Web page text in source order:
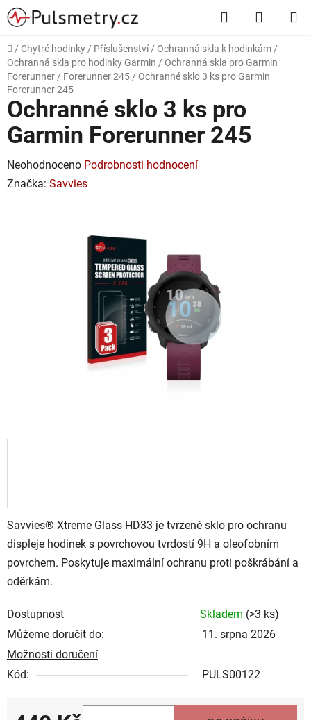
Přejít
na
obsah
Hledat
KOŠÍK
Domů
/ Chytré hodinky / Příslušenství / Ochranná skla k hodinkám /
Ochranná skla pro hodinky Garmin / Ochranná skla pro Garmin
Forerunner / Forerunner 245 / Ochranné sklo 3 ks pro Garmin
Forerunner 245
Savvies® Xtreme Glass HD33 je tvrzené sklo pro ochranu
displeje hodinek s povrchovou tvrdostí 9H a oleofobním
povrchem. Poskytuje maximální ochranu proti poškrábání a
oděrkám.
Dostupnost Skladem (>3 ks)
Můžeme doručit do:
11. srpna 2026
Možnosti doručení
Kód:
PULS00122
Ochranné sklo 3 ks pro
Garmin Forerunner 245
Průměrné
hodnocení
Neohodnoceno Podrobnosti hodnocení
Značka: Savvies